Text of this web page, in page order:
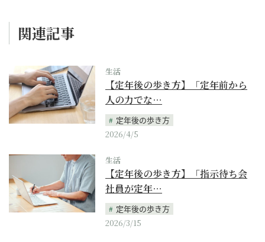
関連記事
生活
【定年後の歩き方】「定年前から
人の力でな…
定年後の歩き方
2026/4/5
生活
【定年後の歩き方】「指示待ち会
社員が定年…
定年後の歩き方
2026/3/15